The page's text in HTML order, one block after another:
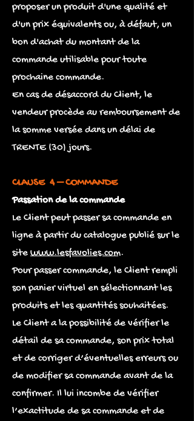
proposer un produit d'une qualité et
d'un prix équivalents ou, à défaut, un
bon d'achat du montant de la
commande utilisable pour toute
prochaine commande.
En cas de désaccord du Client, le
vendeur procède au remboursement de
la somme versée dans un délai de
TRENTE (30) jours.
CLAUSE 4 – COMMANDE
Passation de la commande
Le Client peut passer sa commande en
ligne à partir du catalogue publié sur le
site www.lesfavolies.com.
Pour passer commande, le Client rempli
son panier virtuel en sélectionnant les
produits et les quantités souhaitées.
Le Client a la possibilité de vérifier le
détail de sa commande, son prix total
et de corriger d’éventuelles erreurs ou
de modifier sa commande avant de la
confirmer. Il lui incombe de vérifier
l’exactitude de sa commande et de